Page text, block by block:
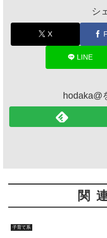
シ
X
LINE
hodaka@
関
子育て系